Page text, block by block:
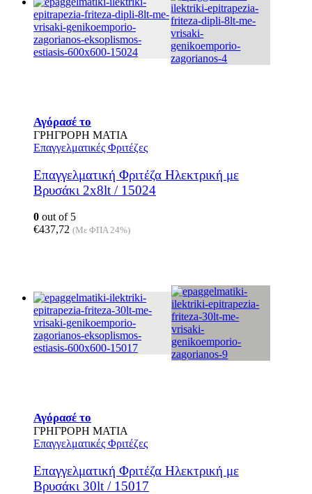
Αγόρασέ το
ΓΡΗΓΡΟΡΗ ΜΑΤΙΑ
Επαγγελματικές Φριτέζες
Επαγγελματική Φριτέζα Ηλεκτρική με
Βρυσάκι 2x8lt / 15024
0 out of 5
€437,72 (Με ΦΠΑ 24%)
Αγόρασέ το
ΓΡΗΓΡΟΡΗ ΜΑΤΙΑ
Επαγγελματικές Φριτέζες
Επαγγελματική Φριτέζα Ηλεκτρική με
Βρυσάκι 30lt / 15017